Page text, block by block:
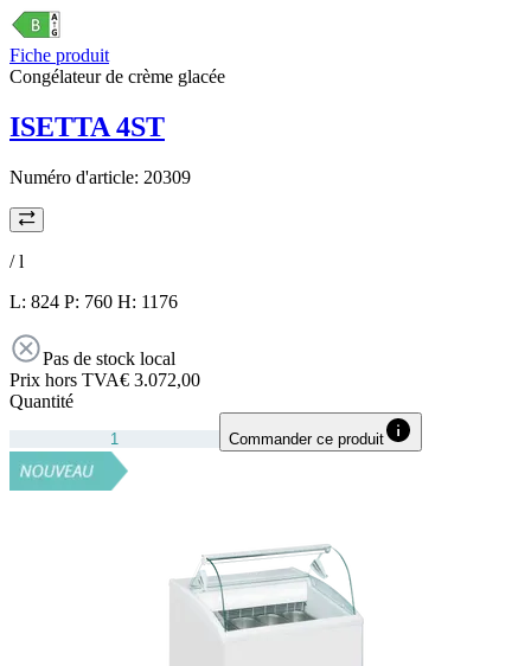
Fiche produit
Congélateur de crème glacée
ISETTA 4ST
Numéro d'article: 20309
/l
L: 824 P: 760 H: 1176
Pas de stock local
Prix hors TVA€ 3.072,00
Quantité
Commander ce produit